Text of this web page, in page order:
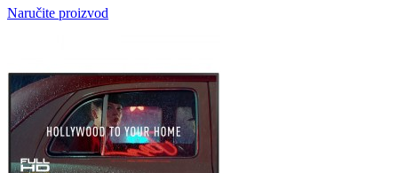
Naručite proizvod